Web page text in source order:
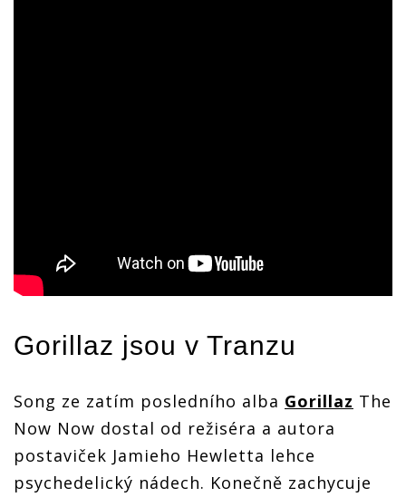
Gorillaz jsou v Tranzu
Song ze zatím posledního alba Gorillaz The
Now Now dostal od režiséra a autora
postaviček Jamieho Hewletta lehce
psychedelický nádech. Konečně zachycuje